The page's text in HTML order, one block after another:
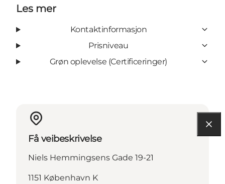
Les mer
Kontaktinformasjon
Prisniveau
Grøn oplevelse (Certificeringer)
Få veibeskrivelse
Niels Hemmingsens Gade 19-21
1151 København K